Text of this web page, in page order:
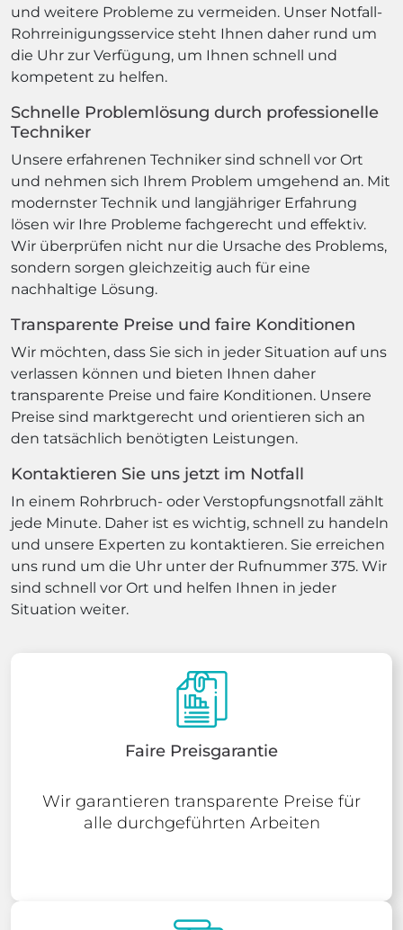
und weitere Probleme zu vermeiden. Unser Notfall-
Rohrreinigungsservice steht Ihnen daher rund um
die Uhr zur Verfügung, um Ihnen schnell und
kompetent zu helfen.
Schnelle Problemlösung durch professionelle
Techniker
Unsere erfahrenen Techniker sind schnell vor Ort
und nehmen sich Ihrem Problem umgehend an. Mit
modernster Technik und langjähriger Erfahrung
lösen wir Ihre Probleme fachgerecht und effektiv.
Wir überprüfen nicht nur die Ursache des Problems,
sondern sorgen gleichzeitig auch für eine
nachhaltige Lösung.
Transparente Preise und faire Konditionen
Wir möchten, dass Sie sich in jeder Situation auf uns
verlassen können und bieten Ihnen daher
transparente Preise und faire Konditionen. Unsere
Preise sind marktgerecht und orientieren sich an
den tatsächlich benötigten Leistungen.
Kontaktieren Sie uns jetzt im Notfall
In einem Rohrbruch- oder Verstopfungsnotfall zählt
jede Minute. Daher ist es wichtig, schnell zu handeln
und unsere Experten zu kontaktieren. Sie erreichen
uns rund um die Uhr unter der Rufnummer 375. Wir
sind schnell vor Ort und helfen Ihnen in jeder
Situation weiter.
Faire Preisgarantie
Wir garantieren transparente Preise für
alle durchgeführten Arbeiten